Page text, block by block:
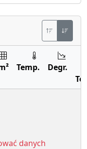
Temp.
Degr.
danych